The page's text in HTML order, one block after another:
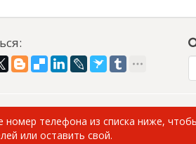
номер телефона из списка ниже,
или оставить свой.